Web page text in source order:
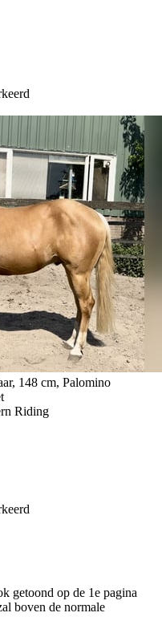
148 cm, Palomino
Riding
getoond op de 1e pagina
boven de normale